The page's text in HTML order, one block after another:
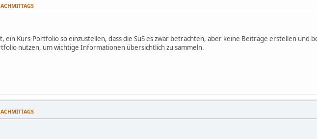
ein Kurs-Portfolio so einzustellen, dass die SuS es zwar betrachten, aber keine Beiträge erstellen und
nutzen, um wichtige Informationen übersichtlich zu sammeln.